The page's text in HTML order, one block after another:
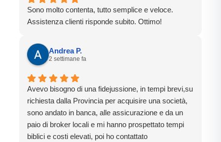
Sono molto contenta, tutto semplice e veloce.
Assistenza clienti risponde subito. Ottimo!
Andrea P.
2 settimane fa
Avevo bisogno di una fidejussione, in tempi brevi,su
richiesta dalla Provincia per acquisire una società,
sono andato in banca, alle assicurazione e da un
paio di broker locali e mi hanno prospettato tempi
biblici e costi elevati, poi ho contattato